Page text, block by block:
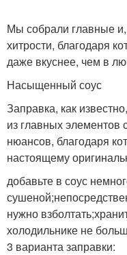
Мы собрали главные
хитрости, благодаря
даже вкуснее, чем в
Насыщенный соус
Заправка, как
из главных элементов
нюансов, благодаря
настоящему
добавьте в соус
нужно
холодильнике не
3 варианта заправки: